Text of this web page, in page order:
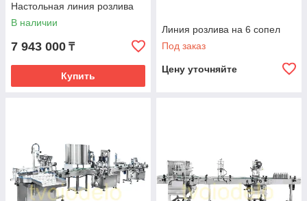
Настольная линия розлива
В наличии
7 943 000 ₸
Купить
Линия розлива на 6 сопел
Под заказ
Цену уточняйте